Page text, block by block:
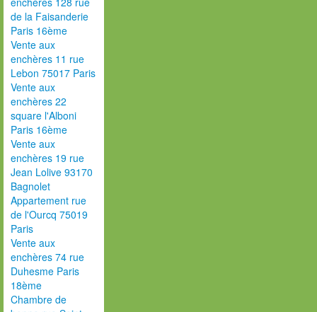
de la Faisanderie
Paris 16ème
Vente aux
enchères 11 rue
Lebon 75017 Paris
Vente aux
enchères 22
square l'Alboni
Paris 16ème
Vente aux
enchères 19 rue
Jean Lolive 93170
Bagnolet
Appartement rue
de l'Ourcq 75019
Paris
Vente aux
enchères 74 rue
Duhesme Paris
18ème
Chambre de